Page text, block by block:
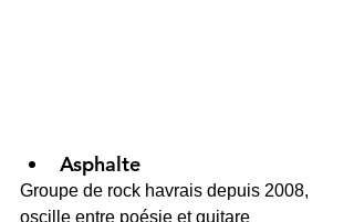
Asphalte
Groupe de rock havrais depuis 2008,
oscille entre poésie et guitare